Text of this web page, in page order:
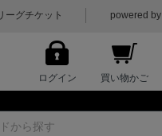
ーグチケット powered by
ログイン 買い物かご